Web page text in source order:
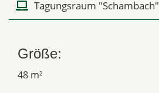
Tagungsraum "Schambach"
Größe:
48 m²